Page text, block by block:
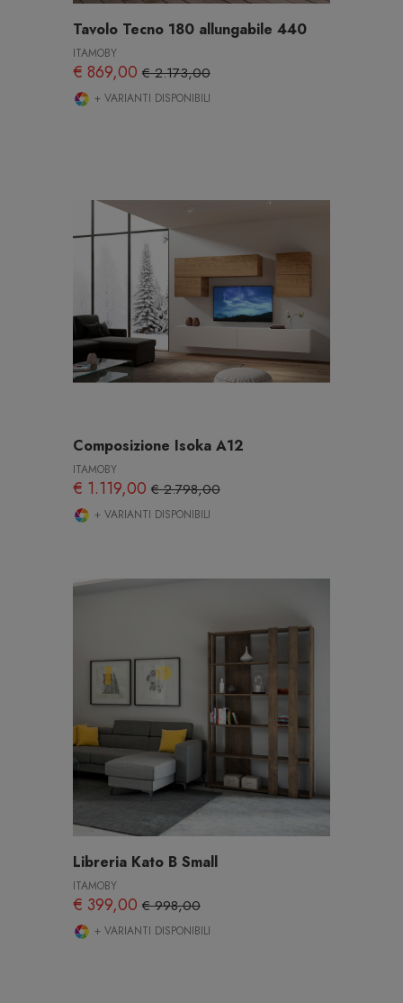
Tavolo Tecno 180 allungabile 440
ITAMOBY
€ 869,00€ 2.173,00
+ VARIANTI DISPONIBILI
Composizione Isoka A12
ITAMOBY
€ 1.119,00€ 2.798,00
+ VARIANTI DISPONIBILI
Libreria Kato B Small
ITAMOBY
€ 399,00€ 998,00
+ VARIANTI DISPONIBILI